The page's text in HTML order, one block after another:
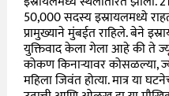
50,000 सदस्य इस्रायलमध्ये
प्रामुख्याने मुंबईत राहिले. बेने
युक्तिवाद केला गेला आहे की ते
कोकण किनाऱ्यावर
महिला जिवंत होत्या. मात्र या